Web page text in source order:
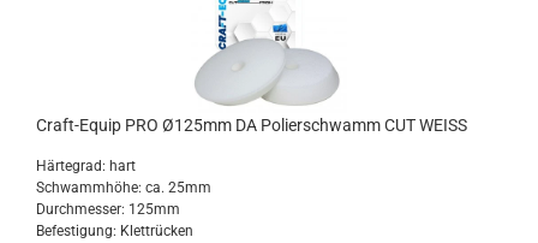
Craft-Equip PRO Ø125mm DA Polierschwamm CUT WEISS
Härtegrad: hart
Schwammhöhe: ca. 25mm
Durchmesser: 125mm
Befestigung: Klettrücken